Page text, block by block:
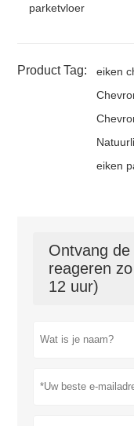
parketvloer
Product Tag:
eiken
eiken
Ontvang
reageren
12 uur)